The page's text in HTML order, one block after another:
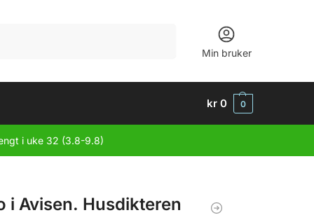
Min bruker
kr 0 0
i uke 32 (3.8-9.8)
i Avisen. Husdikteren